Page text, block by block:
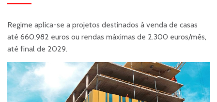
Regime aplica-se a projetos destinados à venda de casas
até 660.982 euros ou rendas máximas de 2.300 euros/mês,
até final de 2029.